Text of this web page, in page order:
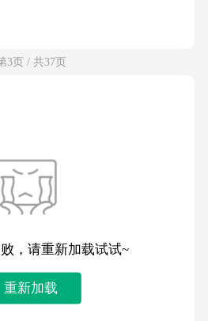
3页 / 共37页
，请重新加载试试~
重新加载